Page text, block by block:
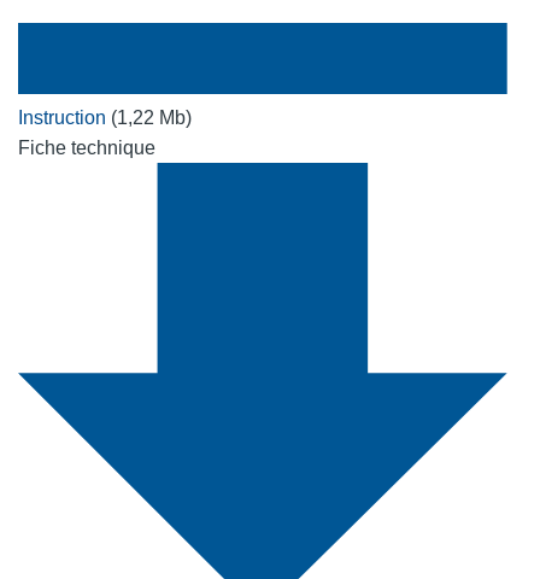
Instruction (1,22 Mb)
Fiche technique